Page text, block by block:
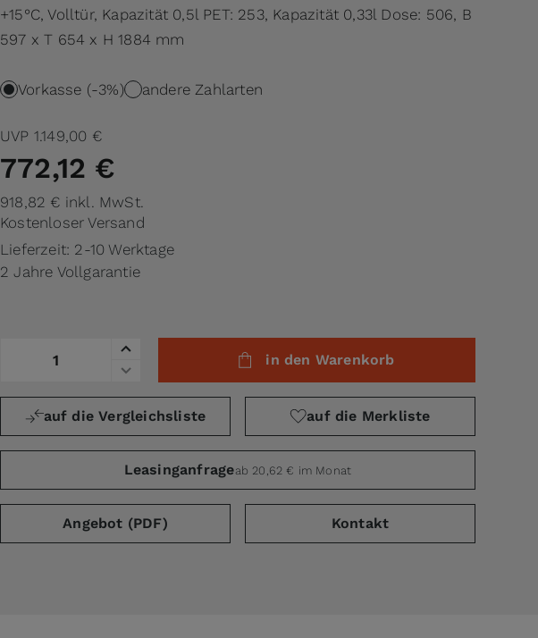
+15°C, Volltür, Kapazität 0,5l PET: 253, Kapazität 0,33l Dose: 506, B
597 x T 654 x H 1884 mm
Vorkasse (-3%) andere Zahlarten
UVP 1.149,00 €
772,12 €
918,82 € inkl. MwSt.
Kostenloser Versand
Lieferzeit: 2-10 Werktage
2 Jahre Vollgarantie
in den Warenkorb
auf die Vergleichsliste auf die Merkliste
Angebot (PDF)
Leasinganfrageab 20,62 € im Monat
Kontakt